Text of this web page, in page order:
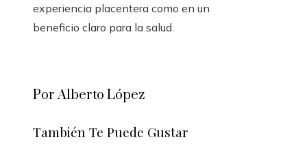
experiencia placentera como en un
beneficio claro para la salud.
Por Alberto López
También Te Puede Gustar